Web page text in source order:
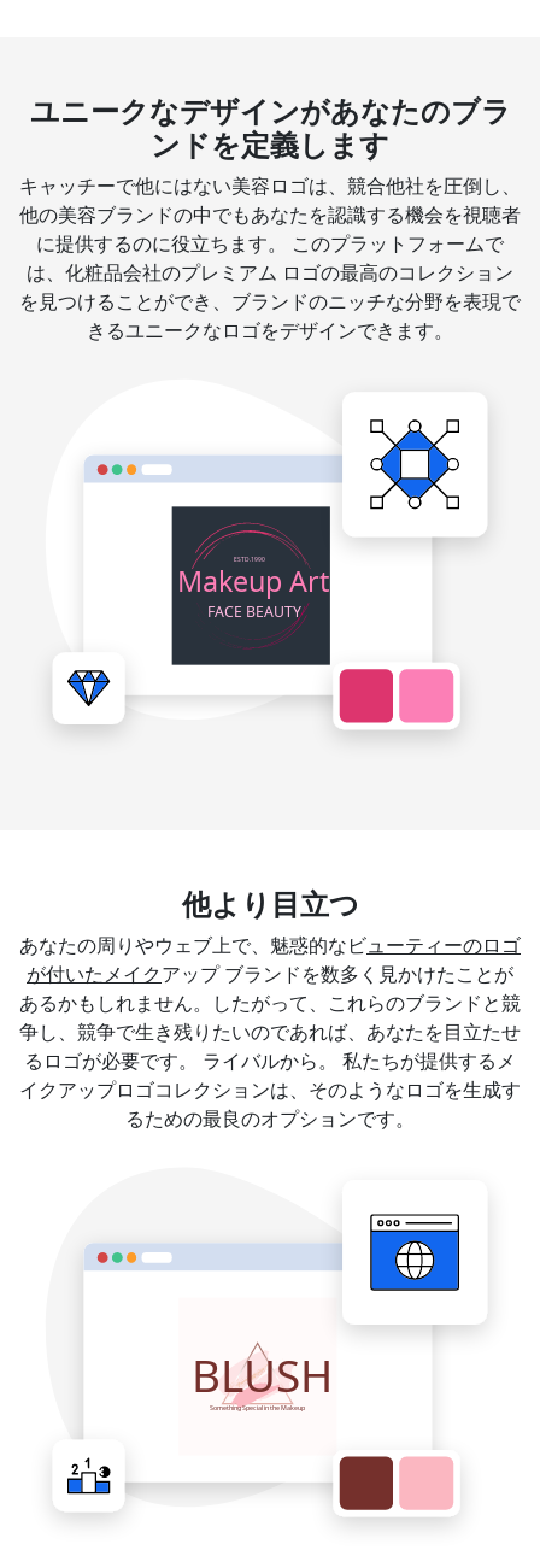
ユニークなデザインがあなたのブラ
ンドを定義します
キャッチーで他にはない美容ロゴは、競合他社を圧倒し、
他の美容ブランドの中でもあなたを認識する機会を視聴者
に提供するのに役立ちます。 このプラットフォームで
は、化粧品会社のプレミアム ロゴの最高のコレクション
を見つけることができ、ブランドのニッチな分野を表現で
きるユニークなロゴをデザインできます。
他より目立つ
あなたの周りやウェブ上で、魅惑的なビ ューティーのロゴ
が付いたメイク アップ ブランドを数多く見かけたことが
あるかもしれません。したがって、これらのブランドと競
争し、競争で生き残りたいのであれば、あなたを目立たせ
るロゴが必要です。 ライバルから。 私たちが提供するメ
イクアップロゴコレクションは、そのようなロゴを生成す
るための最良のオプションです。